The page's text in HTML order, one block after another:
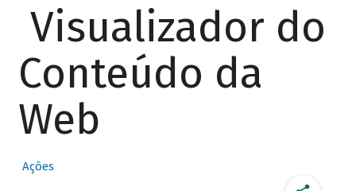
Visualizador do
Conteúdo da
Web
Ações